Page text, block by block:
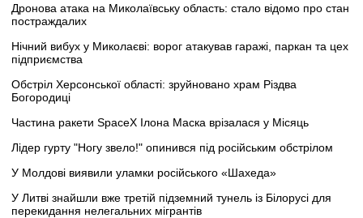
Дронова атака на Миколаївську область: стало відомо про стан
постраждалих
Нічний вибух у Миколаєві: ворог атакував гаражі, паркан та цех
підприємства
Обстріл Херсонської області: зруйновано храм Різдва
Богородиці
Частина ракети SpaceX Ілона Маска врізалася у Місяць
Лідер гурту "Ногу звело!" опинився під російським обстрілом
У Молдові виявили уламки російського «Шахеда»
У Литві знайшли вже третій підземний тунель із Білорусі для
перекидання нелегальних мігрантів